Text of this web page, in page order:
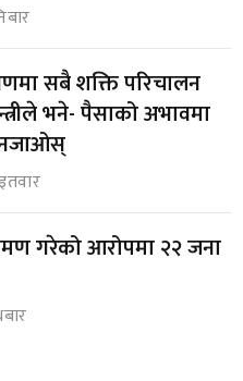
सबै शक्ति परिचालन
भने- पैसाको अभावमा
गरेको आरोपमा २२ जना